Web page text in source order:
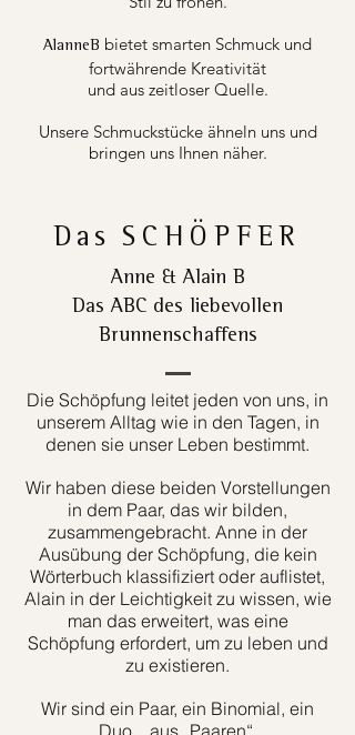
AlanneB bietet smarten Schmuck und
fortwährende Kreativität
und aus zeitloser Quelle.
Unsere Schmuckstücke ähneln uns und
bringen uns Ihnen näher.
Das SCHÖPFER
Anne & Alain B
Das ABC des liebevollen
Brunnenschaffens
Die Schöpfung leitet jeden von uns, in
unserem Alltag wie in den Tagen, in
denen sie unser Leben bestimmt.
Wir haben diese beiden Vorstellungen
in dem Paar, das wir bilden,
zusammengebracht. Anne in der
Ausübung der Schöpfung, die kein
Wörterbuch klassifiziert oder auflistet,
Alain in der Leichtigkeit zu wissen, wie
man das erweitert, was eine
Schöpfung erfordert, um zu leben und
zu existieren.
Wir sind ein Paar, ein Binomial, ein